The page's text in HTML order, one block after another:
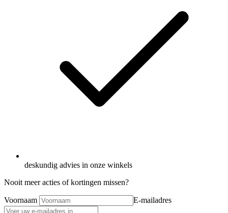
deskundig advies in onze winkels
Nooit meer acties of kortingen missen?
Voornaam E-mailadres